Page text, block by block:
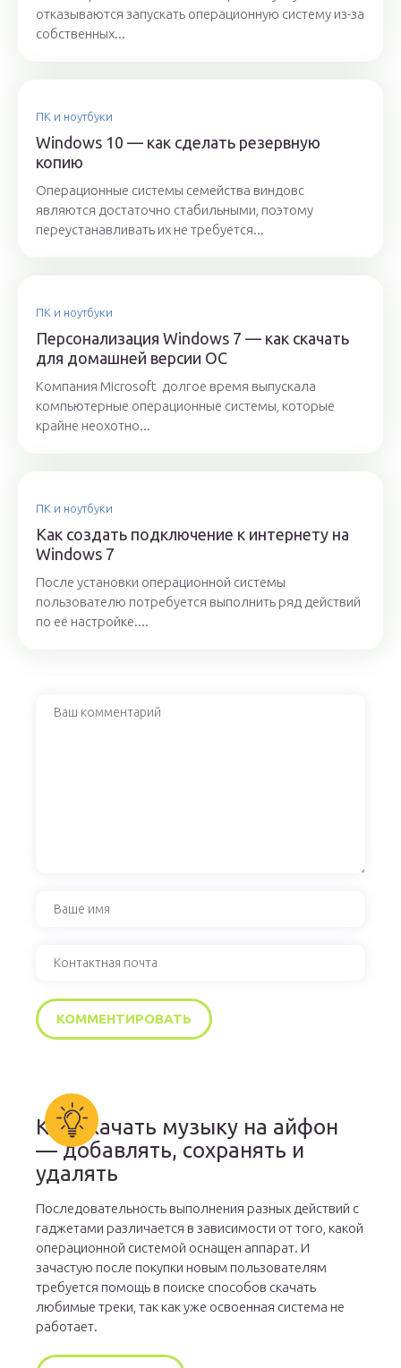
отказываются запускать операционную систему из-за
собственных...
ПК и ноутбуки
Windows 10 — как сделать резервную
копию
Операционные системы семейства виндовс
являются достаточно стабильными, поэтому
переустанавливать их не требуется...
ПК и ноутбуки
Персонализация Windows 7 — как скачать
для домашней версии ОС
Компания Microsoft долгое время выпускала
компьютерные операционные системы, которые
крайне неохотно...
ПК и ноутбуки
Как создать подключение к интернету на
Windows 7
После установки операционной системы
пользователю потребуется выполнить ряд действий
по её настройке....
Как скачать музыку на айфон
— добавлять, сохранять и
удалять
Последовательность выполнения разных действий с
гаджетами различается в зависимости от того, какой
операционной системой оснащен аппарат. И
зачастую после покупки новым пользователям
требуется помощь в поиске способов скачать
любимые треки, так как уже освоенная система не
работает.